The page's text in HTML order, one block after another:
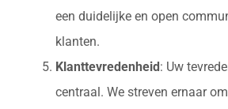
een duidelijke en open
klanten.
Klanttevredenheid : Uw
centraal. We streven ernaar